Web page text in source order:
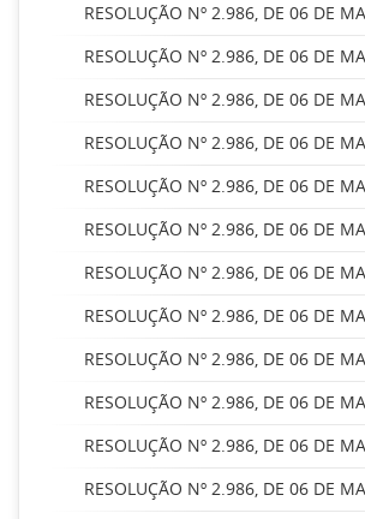
RESOLUÇÃO Nº 2.986, DE 06 DE
RESOLUÇÃO Nº 2.986, DE 06 DE
RESOLUÇÃO Nº 2.986, DE 06 DE
RESOLUÇÃO Nº 2.986, DE 06 DE
RESOLUÇÃO Nº 2.986, DE 06 DE
RESOLUÇÃO Nº 2.986, DE 06 DE
RESOLUÇÃO Nº 2.986, DE 06 DE
RESOLUÇÃO Nº 2.986, DE 06 DE
RESOLUÇÃO Nº 2.986, DE 06 DE
RESOLUÇÃO Nº 2.986, DE 06 DE
RESOLUÇÃO Nº 2.986, DE 06 DE
RESOLUÇÃO Nº 2.986, DE 06 DE